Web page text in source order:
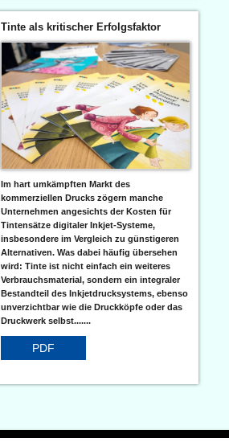
Tinte als kritischer Erfolgsfaktor
Im hart umkämpften Markt des
kommerziellen Drucks zögern manche
Unternehmen angesichts der Kosten für
Tintensätze digitaler Inkjet-Systeme,
insbesondere im Vergleich zu günstigeren
Alternativen. Was dabei häufig übersehen
wird: Tinte ist nicht einfach ein weiteres
Verbrauchsmaterial, sondern ein integraler
Bestandteil des Inkjetdrucksystems, ebenso
unverzichtbar wie die Druckköpfe oder das
Druckwerk selbst.......
PDF